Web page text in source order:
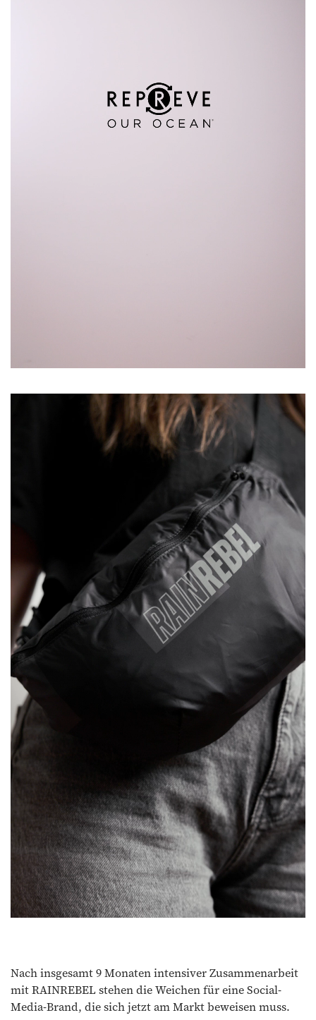
Nach insgesamt 9 Monaten intensiver Zusammenarbeit
mit RAINREBEL stehen die Weichen für eine Social-
Media-Brand, die sich jetzt am Markt beweisen muss.